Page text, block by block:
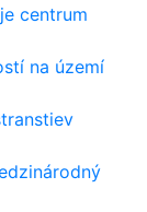
centrum
na území